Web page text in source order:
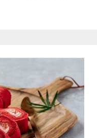
公司也确实提供了设备和产